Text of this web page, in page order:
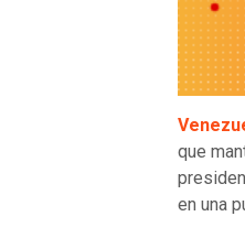
que
en una